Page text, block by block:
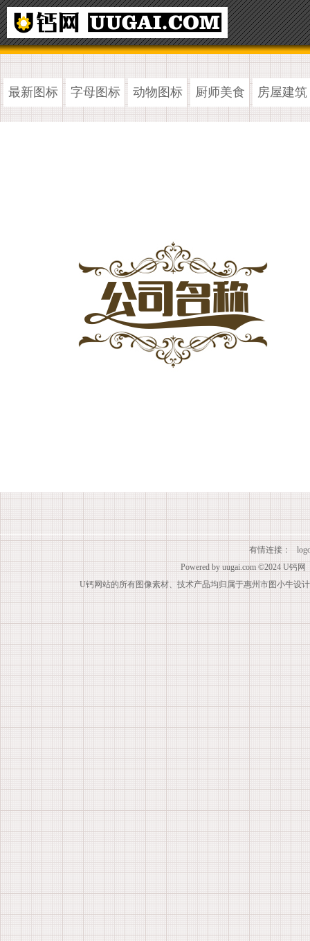
最新图标 字母图标 动物图标 厨师美食 房屋建筑
有情连接：
Powered by uugai.com ©2024 U钙网
U钙网站的所有图像素材、技术产品均归属于惠州市图小牛设